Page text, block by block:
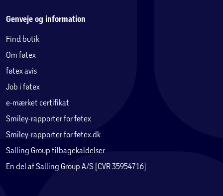
Genveje og information
Find butik
Om føtex
føtex avis
Job i føtex
e-mærket certifikat
Smiley-rapporter for føtex
Smiley-rapporter for føtex.dk
Salling Group tilbagekaldelser
En del af Salling Group A/S (CVR 35954716)